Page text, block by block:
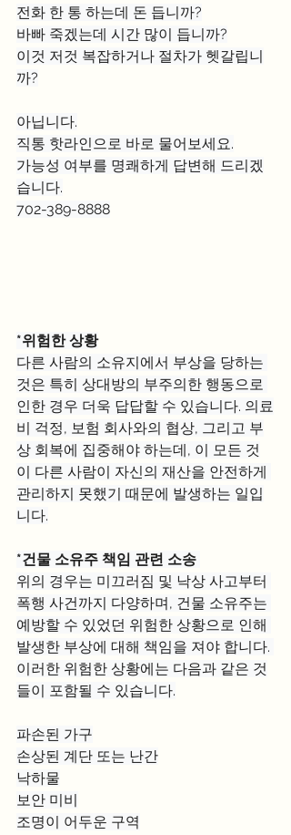
전화 한 통 하는데 돈 듭니까?
바빠 죽겠는데 시간 많이 듭니까?
이것 저것 복잡하거나 절차가 헷갈립니
까?
아닙니다.
직통 핫라인으로 바로 물어보세요.
가능성 여부를 명쾌하게 답변해 드리겠
습니다.
702-389-8888
*위험한 상황
다른 사람의 소유지에서 부상을 당하는
것은 특히 상대방의 부주의한 행동으로
인한 경우 더욱 답답할 수 있습니다. 의료
비 걱정, 보험 회사와의 협상, 그리고 부
상 회복에 집중해야 하는데, 이 모든 것
이 다른 사람이 자신의 재산을 안전하게
관리하지 못했기 때문에 발생하는 일입
니다.
*건물 소유주 책임 관련 소송
위의 경우는 미끄러짐 및 낙상 사고부터
폭행 사건까지 다양하며, 건물 소유주는
예방할 수 있었던 위험한 상황으로 인해
발생한 부상에 대해 책임을 져야 합니다.
이러한 위험한 상황에는 다음과 같은 것
들이 포함될 수 있습니다.
파손된 가구
손상된 계단 또는 난간
낙하물
보안 미비
조명이 어두운 구역